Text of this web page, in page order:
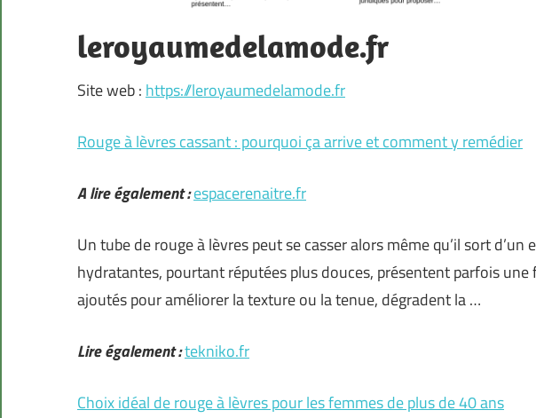
leroyaumedelamode.fr
Site web : https://leroyaumedelamode.fr
Rouge à lèvres cassant : pourquoi ça arrive et comment y remédier
A lire également :espacerenaitre.fr
Un tube de rouge à lèvres peut se casser alors même qu’il sort
hydratantes, pourtant réputées plus douces, présentent parfois
ajoutés pour améliorer la texture ou la tenue, dégradent la …
Lire également :tekniko.fr
Choix idéal de rouge à lèvres pour les femmes de plus de 40 ans